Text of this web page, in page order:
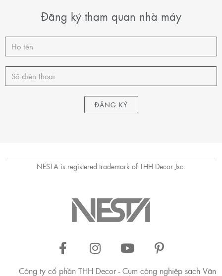
Đăng ký tham quan nhà máy
ĐĂNG KÝ
NESTA is registered trademark of THH Decor Jsc.
Công ty cổ phần THH Decor - Cụm công nghiệp sạch Văn